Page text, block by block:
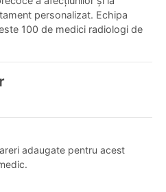
personalizat. Echipa
100 de medici radiologi de
adaugate pentru acest